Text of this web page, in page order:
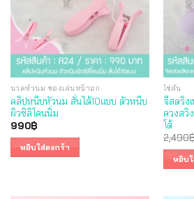
นวดหัวนม ของเล่นหน้าอก
คลิปหนีบหัวนม สั่นได้10แบบ ตัวหนีบ
ผิวซิลิโคนนิ่ม
990฿
หยิบใส่ตะกร้า
ไข่สั่น
จีสตริง
ควงสวิ
โต้
2,490
หยิบ